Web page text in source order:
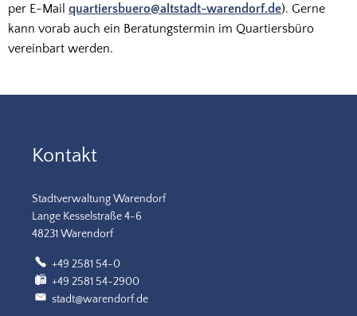
per E-Mail quartiersbuero@altstadt-warendorf.de). Gerne
kann vorab auch ein Beratungstermin im Quartiersbüro
vereinbart werden.
Kontakt
Stadtverwaltung Warendorf
Lange Kesselstraße 4-6
48231 Warendorf
+49 2581 54-0
+49 2581 54-2900
stadt@warendorf.de